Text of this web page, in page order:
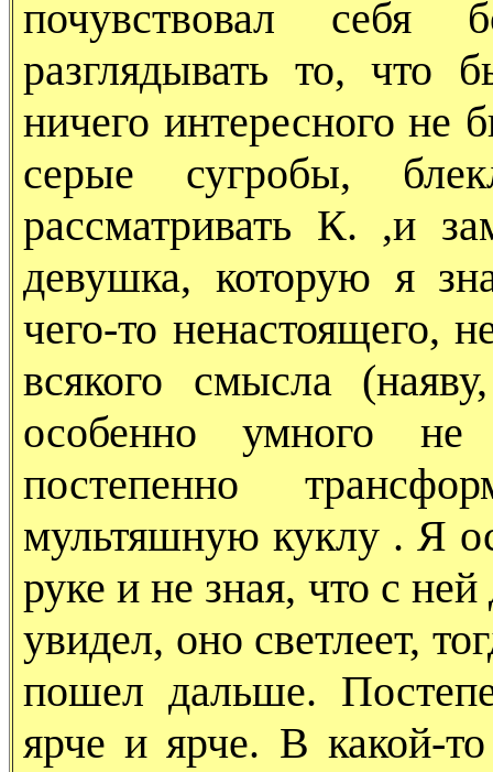
почувствовал себя
разглядывать то, что
ничего интересного не
серые сугробы,
рассматривать К. ,и
девушка, которую я
чего-то ненастоящего,
всякого смысла
особенно умного
постепенно
мультяшную куклу . Я
руке и не зная, что с
увидел, оно светлеет,
пошел дальше.
ярче и ярче. В какой-